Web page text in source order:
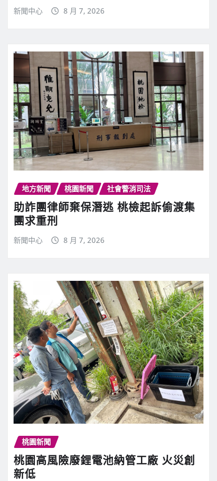
新聞中心 8 月 7, 2026
地方新聞 桃園新聞 社會警消司法
助詐團律師棄保潛逃 桃檢起訴偷渡集
團求重刑
新聞中心 8 月 7, 2026
桃園新聞
桃園高風險廢鋰電池納管工廠 火災創
新低